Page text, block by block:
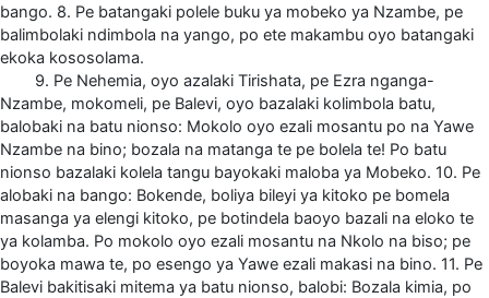
bango. 8. Pe batangaki polele buku ya mobeko ya Nzambe, pe
balimbolaki ndimbola na yango, po ete makambu oyo batangaki
ekoka kososolama.
9. Pe Nehemia, oyo azalaki Tirishata, pe Ezra nganga-
Nzambe, mokomeli, pe Balevi, oyo bazalaki kolimbola batu,
balobaki na batu nionso: Mokolo oyo ezali mosantu po na Yawe
Nzambe na bino; bozala na matanga te pe bolela te! Po batu
nionso bazalaki kolela tangu bayokaki maloba ya Mobeko. 10. Pe
alobaki na bango: Bokende, boliya bileyi ya kitoko pe bomela
masanga ya elengi kitoko, pe botindela baoyo bazali na eloko te
ya kolamba. Po mokolo oyo ezali mosantu na Nkolo na biso; pe
boyoka mawa te, po esengo ya Yawe ezali makasi na bino. 11. Pe
Balevi bakitisaki mitema ya batu nionso, balobi: Bozala kimia, po